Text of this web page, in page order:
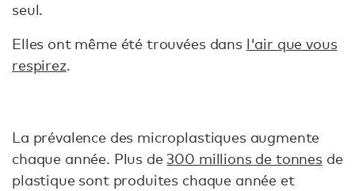
seul.
Elles ont même été trouvées dans l'air que vous
respirez.
La prévalence des microplastiques augmente
chaque année. Plus de300 millions de tonnesde
plastique sont produites chaque année et